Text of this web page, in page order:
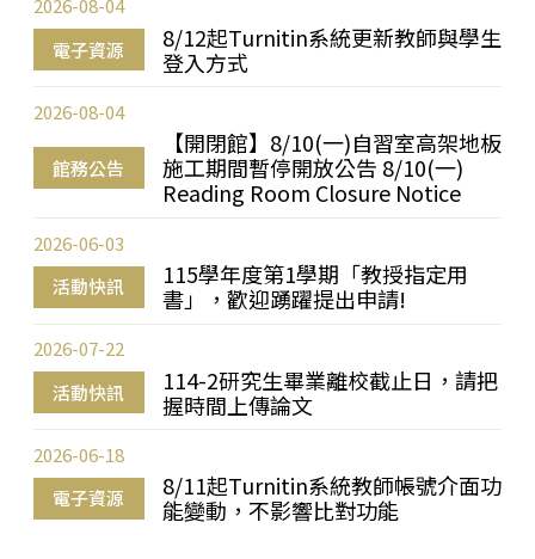
電子資源
8/12起Turnitin系統更新教師與學生
登入方式
2026-08-04
館務公告
【開閉館】8/10(一)自習室高架地板
施工期間暫停開放公告 8/10(一)
Reading Room Closure Notice
2026-08-04
活動快訊
115學年度第1學期「教授指定用
書」，歡迎踴躍提出申請!
2026-06-03
活動快訊
114-2研究生畢業離校截止日，請把
握時間上傳論文
2026-07-22
電子資源
8/11起Turnitin系統教師帳號介面功
能變動，不影響比對功能
2026-06-18